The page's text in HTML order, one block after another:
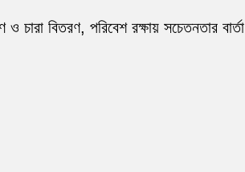
ও চারা বিতরণ, পরিবেশ রক্ষায় সচেতনতার বার্তা